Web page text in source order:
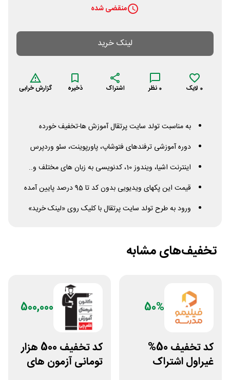
منقضی شده
لینک خرید
0 لایک 0 نظر اشتراک ذخیره گزارش خرابی
به مناسبت تولد سایت پرتقال آموزش ها-تخفیف خورده
دوره آموزشی ترفندهای فتوشاپ، پاورپوینت، سئو وردپرس
اینترنت اشیا، ویندوز 10، کدنویسی به زبان های مختلف و..
قیمت این پکهای ویدیویی بدون کد تا 95 درصد پایین آمده
ورود به طرح تولد سایت پرتقال با کلیک روی «لینک خرید»
تخفیف‌های مشابه
50%
کد تخفیف 50%
غیراول اشتراک
500,000
کد تخفیف 500 هزار
تومانی آزمون های